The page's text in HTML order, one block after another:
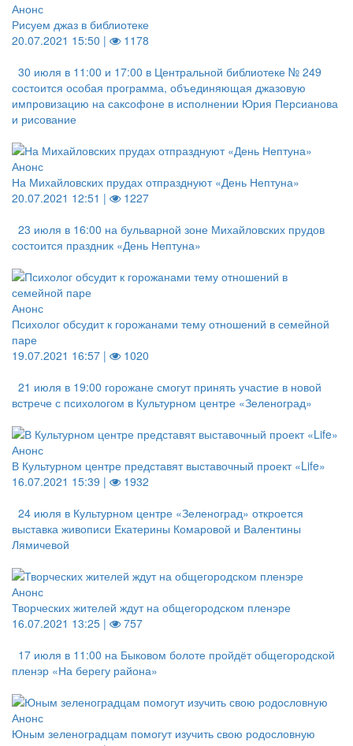
Анонс
Рисуем джаз в библиотеке
20.07.2021 15:50 |
1178
30 июля в 11:00 и 17:00 в Центральной библиотеке № 249
состоится особая программа, объединяющая джазовую
импровизацию на саксофоне в исполнении Юрия Персианова
и рисование
Анонс
На Михайловских прудах отпразднуют «День Нептуна»
20.07.2021 12:51 |
1227
23 июля в 16:00 на бульварной зоне Михайловских прудов
состоится праздник «День Нептуна»
Анонс
Психолог обсудит к горожанами тему отношений в семейной
паре
19.07.2021 16:57 |
1020
21 июля в 19:00 горожане смогут принять участие в новой
встрече с психологом в Культурном центре «Зеленоград»
Анонс
В Культурном центре представят выставочный проект «Life»
16.07.2021 15:39 |
1932
24 июля в Культурном центре «Зеленоград» откроется
выставка живописи Екатерины Комаровой и Валентины
Лямичевой
Анонс
Творческих жителей ждут на общегородском пленэре
16.07.2021 13:25 |
757
17 июля в 11:00 на Быковом болоте пройдёт общегородской
пленэр «На берегу района»
Анонс
Юным зеленоградцам помогут изучить свою родословную